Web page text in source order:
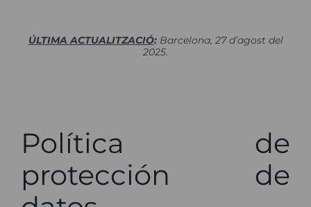
ÚLTIMA ACTUALITZACIÓ:Barcelona, 27 d’agost del
2025.
Política de
protección de